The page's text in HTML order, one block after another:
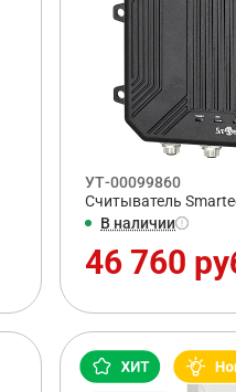
УТ-00099860
Считыватель
В наличии
46 760